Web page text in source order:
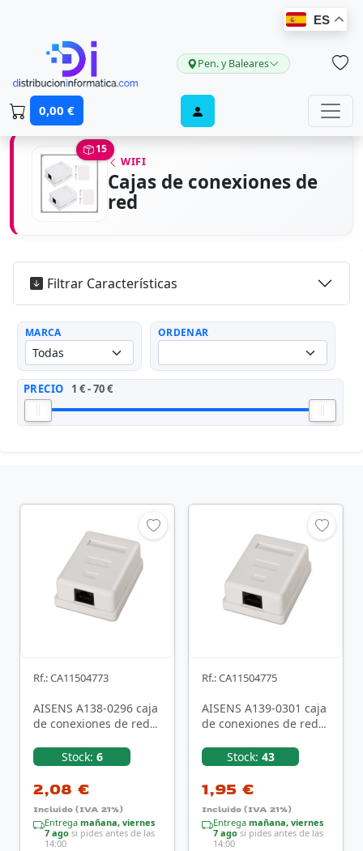
ES
Pen. y Baleares
0,00 €
15
WIFI
Cajas de conexiones de
red
Filtrar Características
MARCA ORDENAR
PRECIO 1 € - 70 €
Rf.: CA11504773
AISENS A138-0296 caja
de conexiones de red
Stock: 6
2,08 €
Incluido (IVA 21%)
Entrega mañana, viernes
7 ago si pides antes de las
14:00
Rf.: CA11504775
AISENS A139-0301 caja
de conexiones de red
Stock: 43
1,95 €
Incluido (IVA 21%)
Entrega mañana, viernes
7 ago si pides antes de las
14:00